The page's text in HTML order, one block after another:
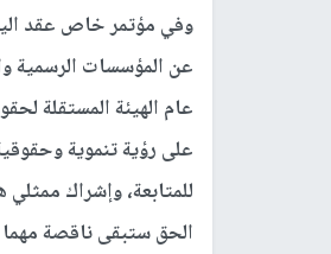
وفي مؤتمر خاص عقد
عن المؤسسات الرسمية
عام الهيئة المستقلة
على رؤية تنموية
للمتابعة، وإشراك
الحق ستبقى ناقصة